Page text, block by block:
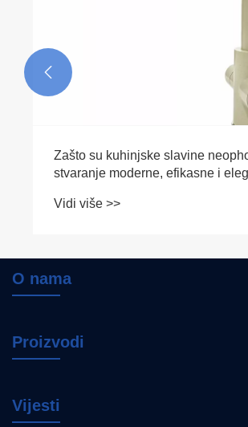
Zašto su kuhinjske slavine
stvaranje moderne, efikasne i
Vidi više >>

O nama
Proizvodi
Vijesti